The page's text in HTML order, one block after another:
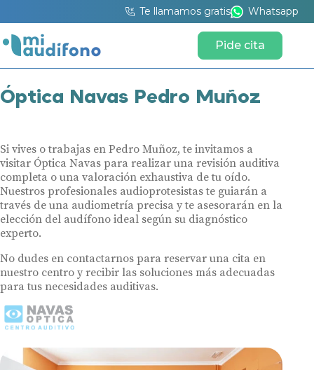
Te llamamos gratis Whatsapp
Pide cita
Óptica Navas Pedro Muñoz
Si vives o trabajas en Pedro Muñoz, te invitamos a
visitar Óptica Navas para realizar una revisión auditiva
completa o una valoración exhaustiva de tu oído.
Nuestros profesionales audioprotesistas te guiarán a
través de una audiometría precisa y te asesorarán en la
elección del audífono ideal según su diagnóstico
experto.
No dudes en contactarnos para reservar una cita en
nuestro centro y recibir las soluciones más adecuadas
para tus necesidades auditivas.